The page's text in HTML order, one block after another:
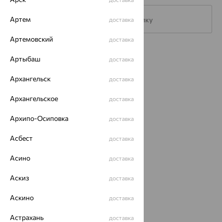
Подписаться на рассылку
ул. Зегеля, 27/2
Другие города
Заказать звонок
Артем доставка
Артемовский доставка
Артыбаш доставка
Архангельск доставка
Архангельское доставка
Архипо-Осиповка доставка
Асбест доставка
Асино доставка
Аскиз доставка
Аскино доставка
Астрахань доставка